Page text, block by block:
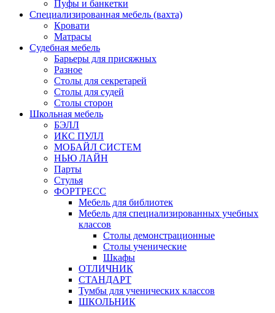
Пуфы и банкетки
Специализированная мебель (вахта)
Кровати
Матрасы
Судебная мебель
Барьеры для присяжных
Разное
Столы для секретарей
Столы для судей
Столы сторон
Школьная мебель
БЭЛЛ
ИКС ПУЛЛ
МОБАЙЛ СИСТЕМ
НЬЮ ЛАЙН
Парты
Стулья
ФОРТРЕСС
Мебель для библиотек
Мебель для специализированных учебных
классов
Столы демонстрационные
Столы ученические
Шкафы
ОТЛИЧНИК
СТАНДАРТ
Тумбы для ученических классов
ШКОЛЬНИК